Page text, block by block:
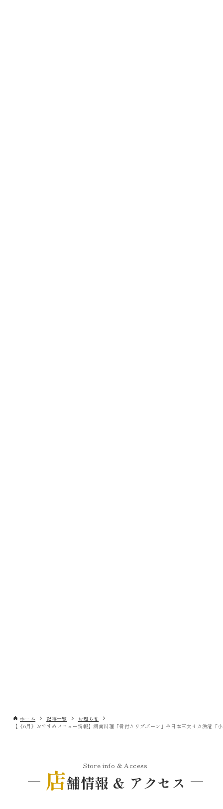
ホーム 記事一覧 お知らせ
Store info & Access
店舗情報 & アクセス